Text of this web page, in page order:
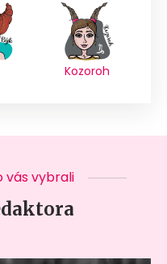
Kozoroh
vás vybrali